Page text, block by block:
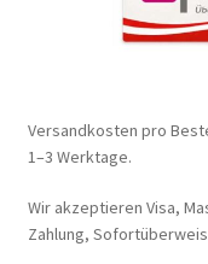
Versandkosten pro
1–3 Werktage.
Wir akzeptieren Visa,
Zahlung,